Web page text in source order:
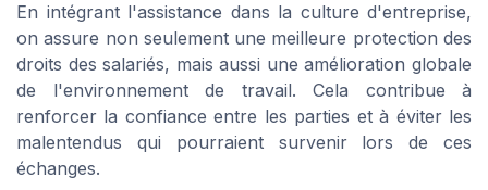
En intégrant l'assistance dans la culture d'entreprise,
on assure non seulement une meilleure protection des
droits des salariés, mais aussi une amélioration globale
de l'environnement de travail. Cela contribue à
renforcer la confiance entre les parties et à éviter les
malentendus qui pourraient survenir lors de ces
échanges.